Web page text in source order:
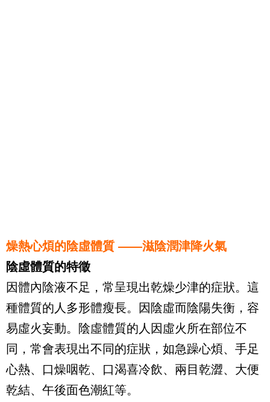
燥熱心煩的陰虛體質 ——滋陰潤津降火氣
陰虛體質的特徵
因體內陰液不足，常呈現出乾燥少津的症狀。這
種體質的人多形體瘦長。因陰虛而陰陽失衡，容
易虛火妄動。陰虛體質的人因虛火所在部位不
同，常會表現出不同的症狀，如急躁心煩、手足
心熱、口燥咽乾、口渴喜冷飲、兩目乾澀、大便
乾結、午後面色潮紅等。